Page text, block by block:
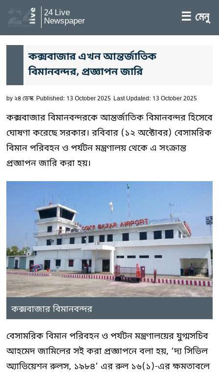
24 Live
Newspaper ☰ মেনু
কক্সবাজার এখন আন্তর্জাতিক
বিমানবন্দর, প্রজ্ঞাপন জারি
by২৪ ডেস্ক Published: 13 October 2025 Last Updated: 13 October 2025
কক্সবাজার বিমানবন্দরকে আন্তর্জাতিক বিমানবন্দর হিসেবে
ঘোষণা করেছে সরকার। রবিবার (১২ অক্টোবর) বেসামরিক
বিমান পরিবহন ও পর্যটন মন্ত্রণালয় থেকে এ সংক্রান্ত
প্রজ্ঞাপন জারি করা হয়।
কক্সবাজার বিমানবন্দর
বেসামরিক বিমান পরিবহন ও পর্যটন মন্ত্রণালয়ের যুগ্মসচিব
আহমেদ জামিলের সই করা প্রজ্ঞাপনে বলা হয়, ‘দ্য সিভিল
অ্যাভিয়েশন রুলস, ১৯৮৪’ এর রুল ১৬(১)-এর ক্ষমতাবলে